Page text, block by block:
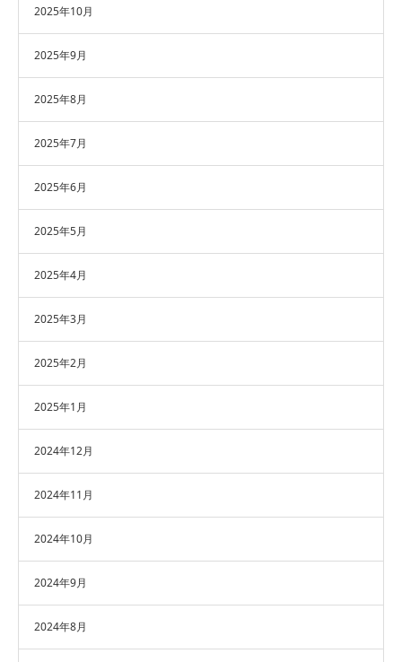
2025年10月
2025年9月
2025年8月
2025年7月
2025年6月
2025年5月
2025年4月
2025年3月
2025年2月
2025年1月
2024年12月
2024年11月
2024年10月
2024年9月
2024年8月